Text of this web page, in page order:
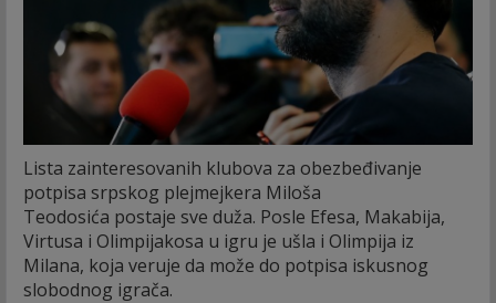
Lista zainteresovanih klubova za obezbeđivanje
potpisa srpskog plejmejkera Miloša
Teodosića postaje sve duža. Posle Efesa, Makabija,
Virtusa i Olimpijakosa u igru je ušla i Olimpija iz
Milana, koja veruje da može do potpisa iskusnog
slobodnog igrača.